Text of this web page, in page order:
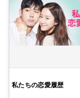
私たちの恋愛履歴